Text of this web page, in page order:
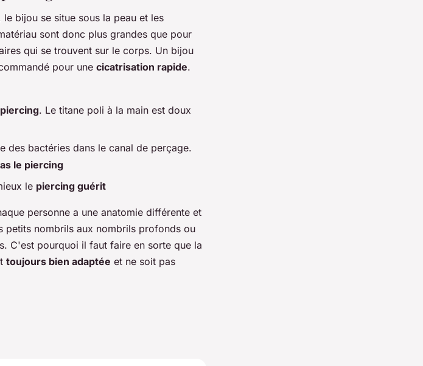
le bijou se situe sous la peau et les
sont donc plus grandes que pour
qui se trouvent sur le corps. Un bijou
pour une cicatrisation rapide.
. Le titane poli à la main est doux
des bactéries dans le canal de perçage.
le piercing
le piercing guérit
personne a une anatomie différente et
petits nombrils aux nombrils profonds ou
C'est pourquoi il faut faire en sorte que la
toujours bien adaptée et ne soit pas